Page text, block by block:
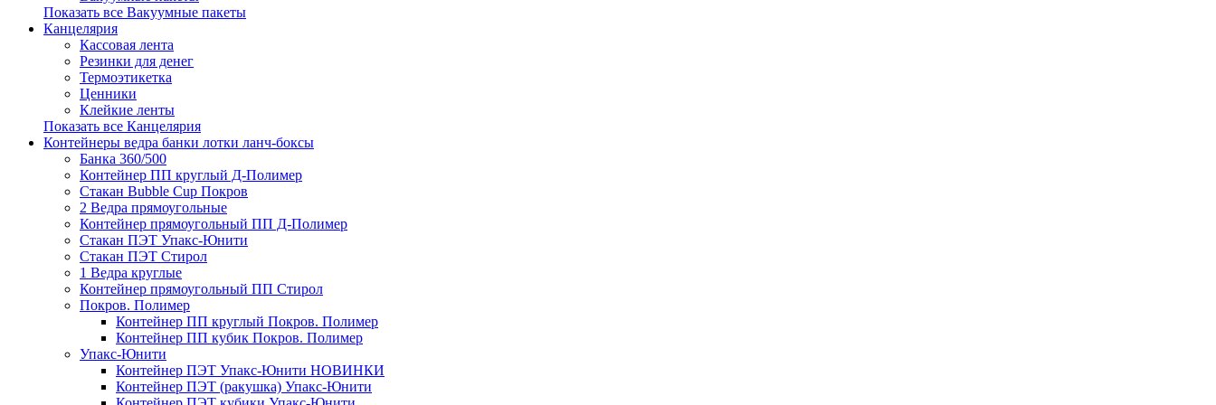
Показать все Вакуумные пакеты
Канцелярия
Кассовая лента
Резинки для денег
Термоэтикетка
Ценники
Клейкие ленты
Показать все Канцелярия
Контейнеры ведра банки лотки ланч-боксы
Банка 360/500
Контейнер ПП круглый Д-Полимер
Стакан Bubble Cup Покров
2 Ведра прямоугольные
Контейнер прямоугольный ПП Д-Полимер
Стакан ПЭТ Упакс-Юнити
Стакан ПЭТ Стирол
1 Ведра круглые
Контейнер прямоугольный ПП Стирол
Покров. Полимер
Контейнер ПП круглый Покров. Полимер
Контейнер ПП кубик Покров. Полимер
Упакс-Юнити
Контейнер ПЭТ Упакс-Юнити НОВИНКИ
Контейнер ПЭТ (ракушка) Упакс-Юнити